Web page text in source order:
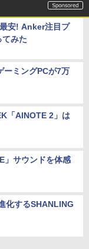
安! Anker注目プ
てみた
ーミングPCが7万
「AINOTE 2」は
」サウンドを体感
化するSHANLING